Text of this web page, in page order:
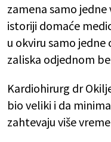
zamena samo
istoriji domaće
u okviru samo
zaliska odjednom
Kardiohirurg dr
bio veliki i da
zahtevaju više